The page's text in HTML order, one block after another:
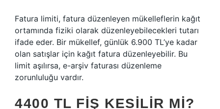
Fatura limiti, fatura düzenleyen mükelleflerin kağıt
ortamında fiziki olarak düzenleyebilecekleri tutarı
ifade eder. Bir mükellef, günlük 6.900 TL’ye kadar
olan satışlar için kağıt fatura düzenleyebilir. Bu
limit aşılırsa, e-arşiv faturası düzenleme
zorunluluğu vardır.
4400 TL FIŞ KESILIR MI?